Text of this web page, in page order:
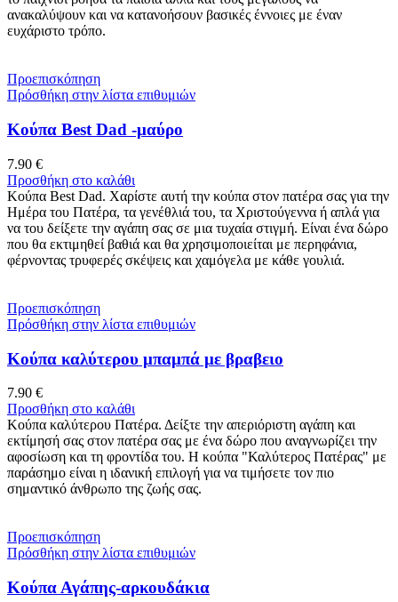
ανακαλύψουν και να κατανοήσουν βασικές έννοιες με έναν
ευχάριστο τρόπο.
Προεπισκόπηση
Πρόσθήκη στην λίστα επιθυμιών
Κούπα Best Dad -μαύρο
7.90 €
Προσθήκη στο καλάθι
Κούπα Best Dad. Χαρίστε αυτή την κούπα στον πατέρα σας για την
Ημέρα του Πατέρα, τα γενέθλιά του, τα Χριστούγεννα ή απλά για
να του δείξετε την αγάπη σας σε μια τυχαία στιγμή. Είναι ένα δώρο
που θα εκτιμηθεί βαθιά και θα χρησιμοποιείται με περηφάνια,
φέρνοντας τρυφερές σκέψεις και χαμόγελα με κάθε γουλιά.
Προεπισκόπηση
Πρόσθήκη στην λίστα επιθυμιών
Κούπα καλύτερου μπαμπά με βραβειο
7.90 €
Προσθήκη στο καλάθι
Κούπα καλύτερου Πατέρα. Δείξτε την απεριόριστη αγάπη και
εκτίμησή σας στον πατέρα σας με ένα δώρο που αναγνωρίζει την
αφοσίωση και τη φροντίδα του. Η κούπα "Καλύτερος Πατέρας" με
παράσημο είναι η ιδανική επιλογή για να τιμήσετε τον πιο
σημαντικό άνθρωπο της ζωής σας.
Προεπισκόπηση
Πρόσθήκη στην λίστα επιθυμιών
Κούπα Αγάπης-αρκουδάκια